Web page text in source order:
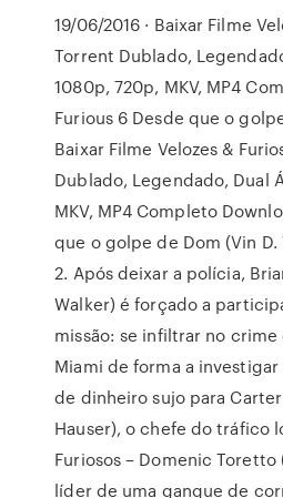
19/06/2016 · Baixar Filme
Torrent Dublado,
1080p, 720p, MKV, MP4
Furious 6 Desde que o
Baixar Filme Velozes &
Dublado, Legendado, Dual
MKV, MP4 Completo
que o golpe de Dom (Vin D.
2. Após deixar a polícia,
Walker) é forçado a
missão: se infiltrar no crime
Miami de forma a
de dinheiro sujo para
Hauser), o chefe do tráfico
Furiosos – Domenic Toretto
líder de uma gangue de